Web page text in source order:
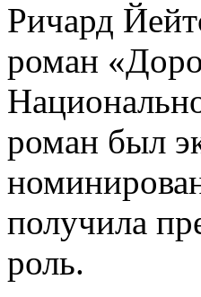
Ричард
роман
роман был
получила
роль.